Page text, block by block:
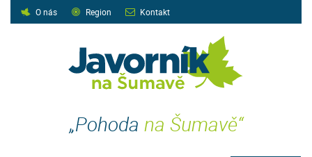
O nás Region Kontakt
„Pohoda na Šumavě“